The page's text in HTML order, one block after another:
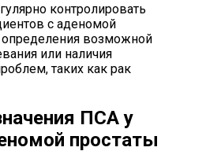
контролировать
с аденомой
возможной
или наличия
таких как рак
ПСА у
простаты